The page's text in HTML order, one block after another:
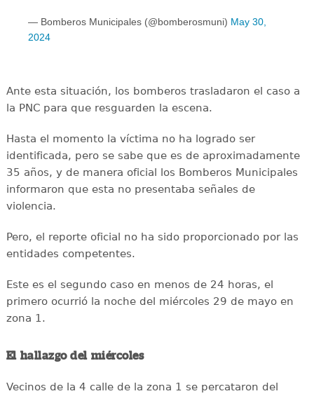
— Bomberos Municipales (@bomberosmuni) May 30,
2024
Ante esta situación, los bomberos trasladaron el caso a
la PNC para que resguarden la escena.
Hasta el momento la víctima no ha logrado ser
identificada, pero se sabe que es de aproximadamente
35 años, y de manera oficial los Bomberos Municipales
informaron que esta no presentaba señales de
violencia.
Pero, el reporte oficial no ha sido proporcionado por las
entidades competentes.
Este es el segundo caso en menos de 24 horas, el
primero ocurrió la noche del miércoles 29 de mayo en
zona 1.
El hallazgo del miércoles
Vecinos de la 4 calle de la zona 1 se percataron del